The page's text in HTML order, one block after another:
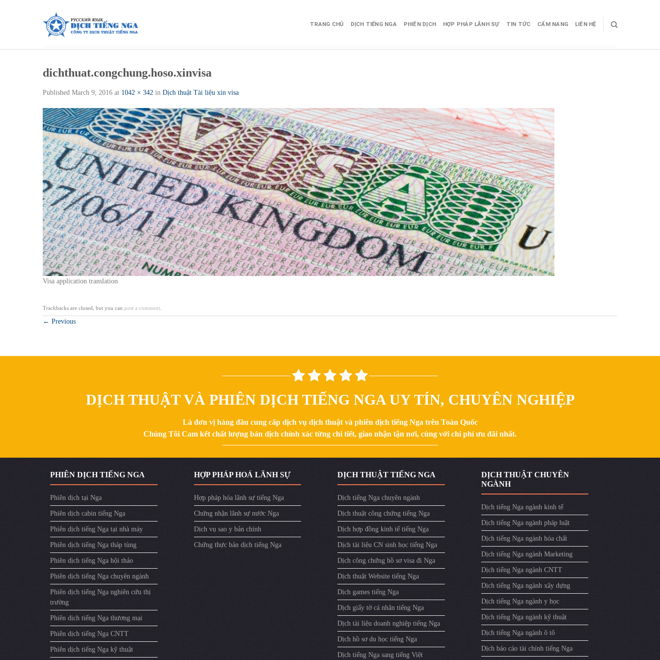
TRANG CHỦ DỊCH TIẾNG NGA PHIÊN DỊCH HỢP PHÁP LÃNH SỰ TIN TỨC CẨM NANG LIÊN HỆ
dichthuat.congchung.hoso.xinvisa
Published March 9, 2016 at 1042 × 342 in Dịch thuật Tài liệu xin visa
Visa application translation
Trackbacks are closed, but you can post a comment.
← Previous
DỊCH THUẬT VÀ PHIÊN DỊCH TIẾNG NGA UY TÍN, CHUYÊN NGHIỆP
Là đơn vị hàng đầu cung cấp dịch vụ dịch thuật và phiên dịch tiếng Nga trên Toàn Quốc
Chúng Tôi Cam kết chất lượng bản dịch chính xác từng chi tiết, giao nhận tận nơi, cùng với chi phí ưu đãi nhất.
PHIÊN DỊCH TIẾNG NGA
Phiên dịch tại Nga
Phiên dịch cabin tiếng Nga
Phiên dịch tiếng Nga tại nhà máy
Phiên dịch tiếng Nga tháp tùng
Phiên dịch tiếng Nga hội thảo
Phiên dịch tiếng Nga chuyên ngành
Phiên dịch tiếng Nga nghiên cứu thị
trường
Phiên dịch tiếng Nga thương mại
Phiên dịch tiếng Nga CNTT
Phiên dịch tiếng Nga kỹ thuật
HỢP PHÁP HOÁ LÃNH SỰ
Hợp pháp hóa lãnh sự tiếng Nga
Chứng nhận lãnh sự nước Nga
Dịch vụ sao y bản chính
Chứng thực bản dịch tiếng Nga
DỊCH THUẬT TIẾNG NGA
Dịch tiếng Nga chuyên ngành
Dịch thuật công chứng tiếng Nga
Dịch hợp đồng kinh tế tiếng Nga
Dịch tài liệu CN sinh học tiếng Nga
Dịch công chứng hồ sơ visa đi Nga
Dịch thuật Website tiếng Nga
Dịch games tiếng Nga
Dịch giấy tờ cá nhân tiếng Nga
Dịch tài liệu doanh nghiệp tiếng Nga
Dịch hồ sơ du học tiếng Nga
Dịch tiếng Nga sang tiếng Việt
DỊCH THUẬT CHUYÊN
NGÀNH
Dịch tiếng Nga ngành kinh tế
Dịch tiếng Nga ngành pháp luật
Dịch tiếng Nga ngành hóa chất
Dịch tiếng Nga ngành Marketing
Dịch tiếng Nga ngành CNTT
Dịch tiếng Nga ngành xây dựng
Dịch tiếng Nga ngành y học
Dịch tiếng Nga ngành kỹ thuật
Dịch tiếng Nga ngành ô tô
Dịch báo cáo tài chính tiếng Nga